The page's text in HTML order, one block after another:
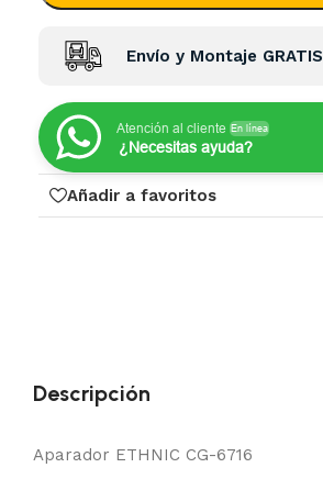
Envío y Montaje GRATIS
Atención al cliente En línea
¿Necesitas ayuda?
Añadir a favoritos
Descripción
Aparador ETHNIC CG-6716